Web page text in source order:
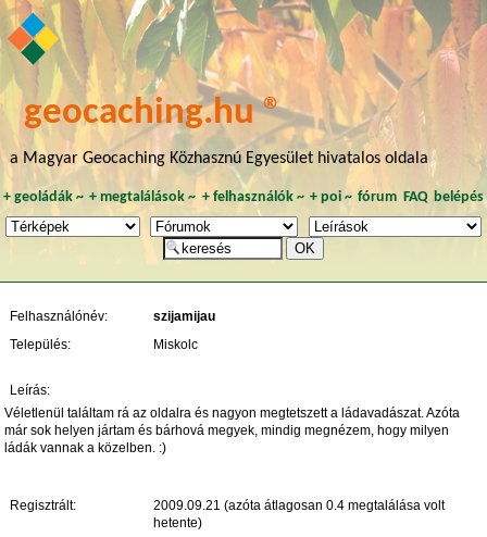
geocaching.hu ®
a Magyar Geocaching Közhasznú Egyesület hivatalos oldala
+geoládák~ +megtalálások ~ + felhasználók~ + poi~ fórum FAQ belépés
Felhasználónév:
szijamijau
Település:
Miskolc
Leírás:
Véletlenül találtam rá az oldalra és nagyon megtetszett a ládavadászat. Azóta
már sok helyen jártam és bárhová megyek, mindig megnézem, hogy milyen
ládák vannak a közelben. :)
Regisztrált:
2009.09.21 (azóta átlagosan 0.4 megtalálása volt
hetente)